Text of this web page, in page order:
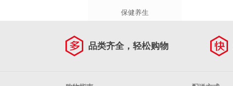
保健养生
品类齐全，轻松购物